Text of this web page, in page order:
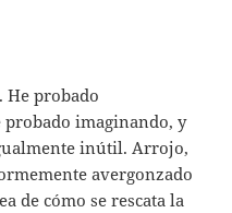
He probado
probado imaginando, y
inútil. Arrojo,
avergonzado
de cómo se rescata la